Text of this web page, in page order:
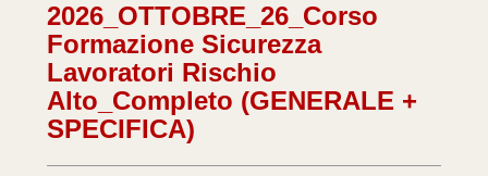
2026_OTTOBRE_26_Corso
Formazione Sicurezza
Lavoratori Rischio
Alto_Completo (GENERALE +
SPECIFICA)